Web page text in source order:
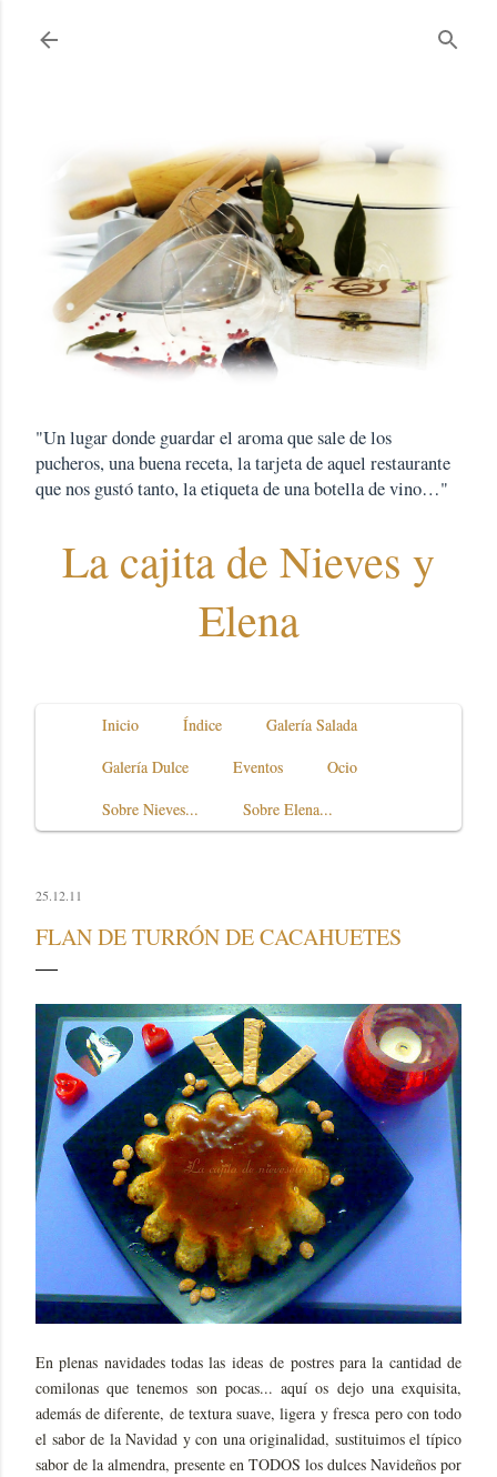
"Un lugar donde guardar el aroma que sale de los
pucheros, una buena receta, la tarjeta de aquel restaurante
que nos gustó tanto, la etiqueta de una botella de vino…"
La cajita de Nieves y
Elena
Inicio Índice
Galería Salada
Galería Dulce
Eventos
Ocio
Sobre Nieves...
Sobre Elena...
25.12.11
FLAN DE TURRÓN DE CACAHUETES
En plenas navidad es todas las ideas de postres para la cantidad de
comilonas que tenemos son pocas... aquí os dejo una exquisita,
además de diferente, de textura suave, ligera y fresca pero con todo
el sabor de la Navidad y con una originalidad, sustituimos el típico
sabor de la almendra, presente en TODOS los dulces Navideños por